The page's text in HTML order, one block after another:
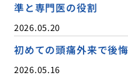
準と専門医の役割
2026.05.20
初めての頭痛外来で後
2026.05.16